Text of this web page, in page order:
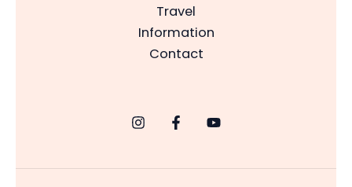
Travel
Information
Contact